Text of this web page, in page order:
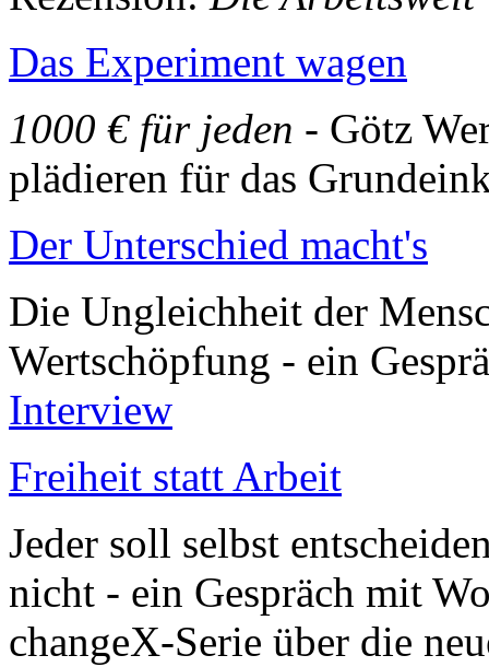
Das Experiment wagen
1000 € für jeden - Götz
plädieren für das
Der Unterschied macht's
Die Ungleichheit der
Wertschöpfung - ein
Interview
Freiheit statt Arbeit
Jeder soll selbst
nicht - ein Gespräch mit
changeX-Serie über die